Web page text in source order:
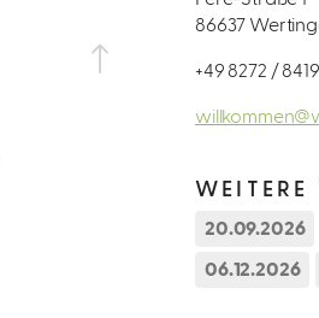
86637
+49 8272 /
WEITERE
20.09.2026
06.12.2026